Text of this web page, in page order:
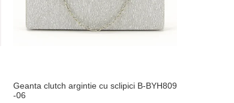
Geanta clutch argintie cu sclipici B-BYH809
-06